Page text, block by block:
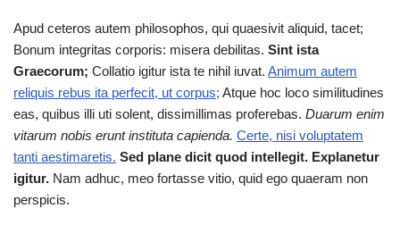
Apud ceteros autem philosophos, qui quaesivit aliquid, tacet;
Bonum integritas corporis: misera debilitas. Sint ista
Graecorum; Collatio igitur ista te nihil iuvat. Animum autem
reliquis rebus ita perfecit, ut corpus; Atque hoc loco similitudines
eas, quibus illi uti solent, dissimillimas proferebas. Duarum enim
vitarum nobis erunt instituta capienda. Certe, nisi voluptatem
tanti aestimaretis. Sed plane dicit quod intellegit. Explanetur
igitur. Nam adhuc, meo fortasse vitio, quid ego quaeram non
perspicis.